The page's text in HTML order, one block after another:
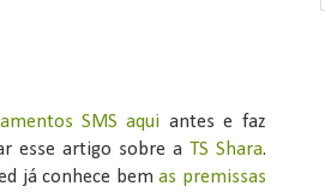
SMS aqui antes e faz
esse artigo sobre a TS Shara.
já conhece bem as premissas